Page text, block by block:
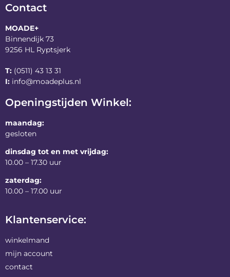
Contact
MOADE+
Binnendijk 73
9256 HL Ryptsjerk
T: (0511) 43 13 31
I: info@moadeplus.nl
Openingstijden Winkel:
maandag:
gesloten
dinsdag tot en met vrijdag:
10.00 – 17.30 uur
zaterdag:
10.00 – 17.00 uur
Klantenservice:
winkelmand
mijn account
contact